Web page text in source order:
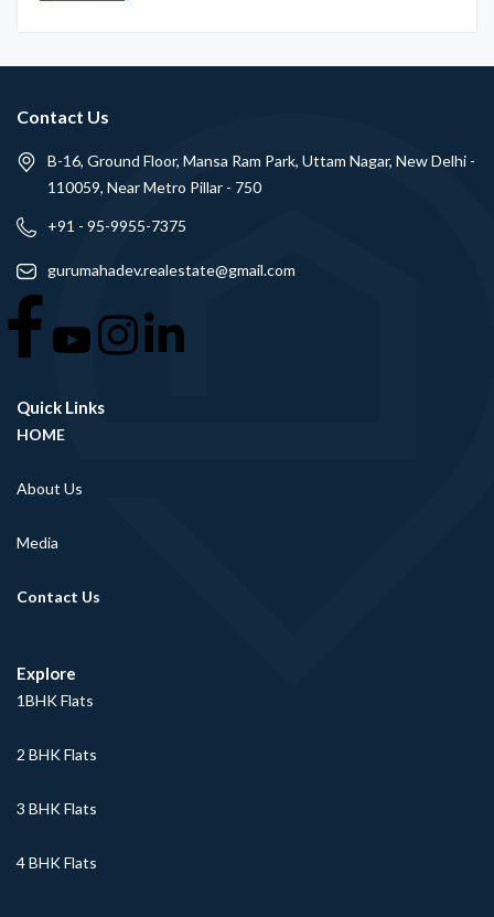
Contact Us
B-16, Ground Floor, Mansa Ram Park, Uttam Nagar, New Delhi -
110059, Near Metro Pillar - 750
+91 - 95-9955-7375
gurumahadev.realestate@gmail.com
Quick Links
HOME
About Us
Media
Contact Us
Explore
1BHK Flats
2 BHK Flats
3 BHK Flats
4 BHK Flats